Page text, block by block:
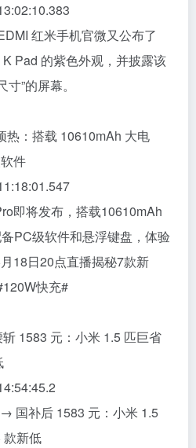
红米手机官微又公布了
Pad 的紫色外观，并披露该
”的屏幕。
热：搭载 10610mAh 大电
件
即将发布，搭载10610mAh
PC级软件和悬浮键盘，体验
18日20点直播揭秘7款新
快充#
1583 元：小米 1.5 匹巨省
国补后 1583 元：小米 1.5
款新低